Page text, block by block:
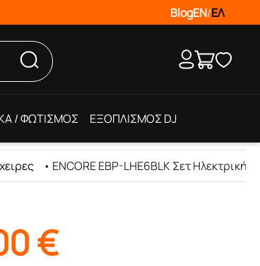
BlogEN/ΕΛ
/ ΦΩΤΙΣΜΟΣ ΕΞΟΠΛΙΣΜΟΣ DJ
• ENCORE EBP-LHE6BLK Σετ
€